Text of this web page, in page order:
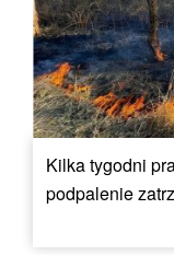
Kilka tygodni
podpalenie